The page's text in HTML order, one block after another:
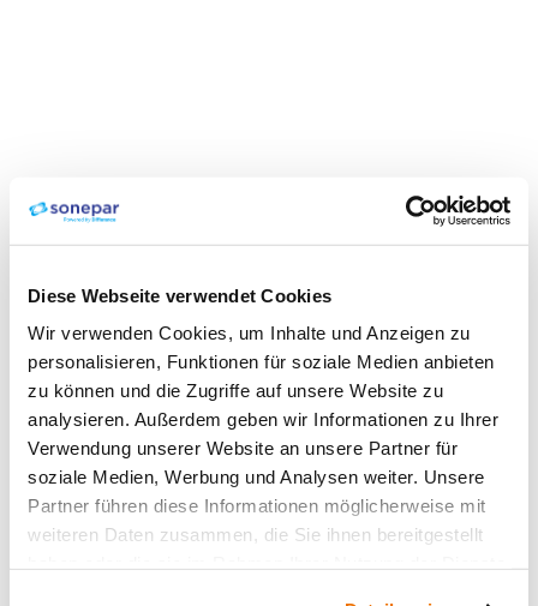
Diese Webseite verwendet Cookies
Wir verwenden Cookies, um Inhalte und Anzeigen zu
personalisieren, Funktionen für soziale Medien anbieten
zu können und die Zugriffe auf unsere Website zu
analysieren. Außerdem geben wir Informationen zu Ihrer
Verwendung unserer Website an unsere Partner für
soziale Medien, Werbung und Analysen weiter. Unsere
Partner führen diese Informationen möglicherweise mit
weiteren Daten zusammen, die Sie ihnen bereitgestellt